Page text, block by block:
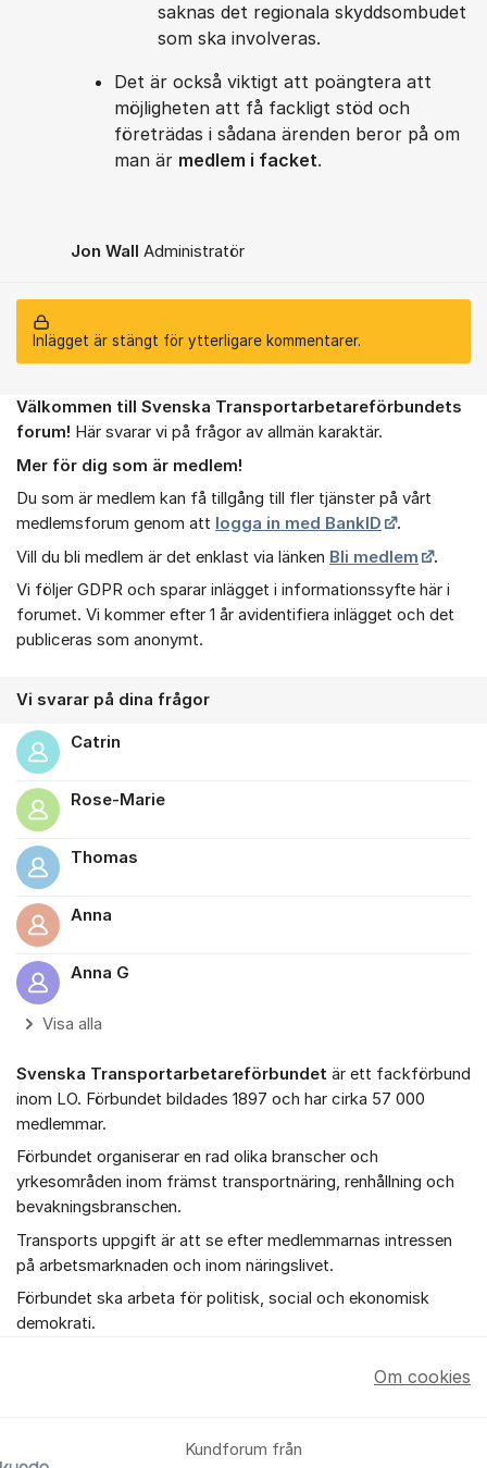
saknas det regionala skyddsombudet
som ska involveras.
Det är också viktigt att poängtera att
möjligheten att få fackligt stöd och
företrädas i sådana ärenden beror på om
man är medlem i facket.
Jon Wall Administratör
Inlägget är stängt för ytterligare kommentarer.
Om forumet
Välkommen till Svenska Transportarbetareförbundets
forum! Här svarar vi på frågor av allmän karaktär.
Mer för dig som är medlem!
Du som är medlem kan få tillgång till fler tjänster på vårt
medlemsforum genom att logga in med BankID
.
Vill du bli medlem är det enklast via länken Bli medlem
.
Vi följer GDPR och sparar inlägget i informationssyfte här i
forumet. Vi kommer efter 1 år avidentifiera inlägget och det
publiceras som anonymt.
Vi svarar på dina frågor
Catrin
Rose-Marie
Thomas
Anna
Anna G
Visa alla
Svenska Transportarbetareförbundet är ett fackförbund
inom LO. Förbundet bildades 1897 och har cirka 57 000
medlemmar.
Förbundet organiserar en rad olika branscher och
yrkesområden inom främst transportnäring, renhållning och
bevakningsbranschen.
Transports uppgift är att se efter medlemmarnas intressen
på arbetsmarknaden och inom näringslivet.
Förbundet ska arbeta för politisk, social och ekonomisk
demokrati.
Kundforum från
Om cookies